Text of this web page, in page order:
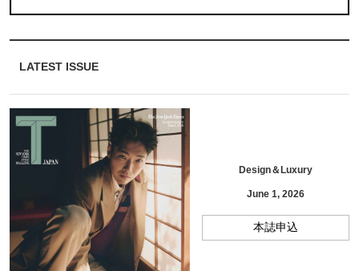
LATEST ISSUE
Design＆Luxury
June 1, 2026
本誌申込